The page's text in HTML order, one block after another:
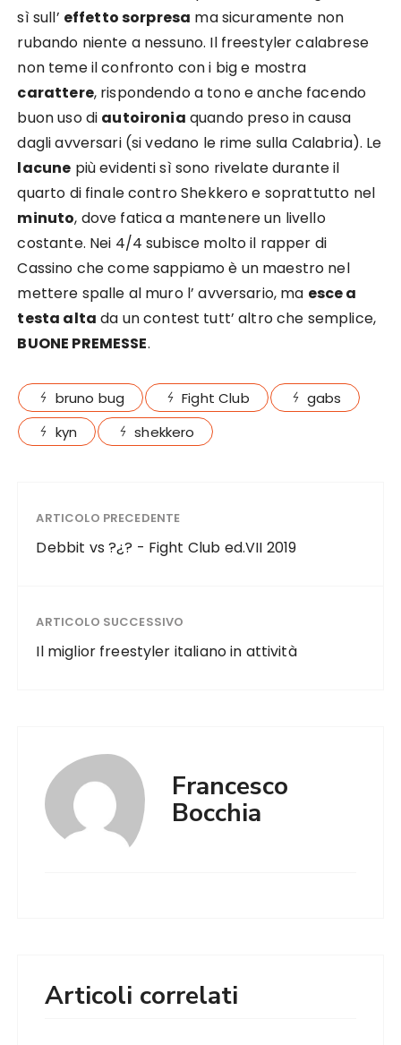
sì sull’ effetto sorpresa ma sicuramente non
rubando niente a nessuno. Il freestyler calabrese
non teme il confronto con i big e mostra
carattere, rispondendo a tono e anche facendo
buon uso di autoironia quando preso in causa
dagli avversari (si vedano le rime sulla Calabria). Le
lacune più evidenti sì sono rivelate durante il
quarto di finale contro Shekkero e soprattutto nel
minuto, dove fatica a mantenere un livello
costante. Nei 4/4 subisce molto il rapper di
Cassino che come sappiamo è un maestro nel
mettere spalle al muro l’ avversario, ma esce a
testa alta da un contest tutt’ altro che semplice,
BUONE PREMESSE.
bruno bug Fight Club
gabs
kyn
shekkero
ARTICOLO PRECEDENTE
Debbit vs ?¿? - Fight Club ed.VII 2019
ARTICOLO SUCCESSIVO
Il miglior freestyler italiano in attività
Francesco
Bocchia
Articoli correlati